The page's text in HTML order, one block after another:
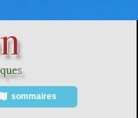
sommaires